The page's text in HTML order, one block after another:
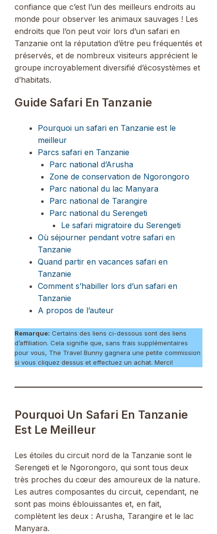
confiance que c’est l’un des meilleurs endroits au
monde pour observer les animaux sauvages ! Les
endroits que l’on peut voir lors d’un safari en
Tanzanie ont la réputation d’être peu fréquentés et
préservés, et de nombreux visiteurs apprécient le
groupe incroyablement diversifié d’écosystèmes et
d’habitats.
Guide Safari En Tanzanie
Pourquoi un safari en Tanzanie est le
meilleur
Parcs safari en Tanzanie
Parc national d’Arusha
Zone de conservation de Ngorongoro
Parc national du lac Manyara
Parc national de Tarangire
Parc national du Serengeti
Le safari migratoire du Serengeti
Où séjourner pendant votre safari en
Tanzanie
Quand partir en vacances safari en
Tanzanie
Comment s’habiller lors d’un safari en
Tanzanie
A propos de l’auteur
Remarque: Certains des liens ci-dessous sont des liens
d’affiliation. Cela signifie que, sans frais supplémentaires
pour vous, The Travel Bunny gagnera une petite commission
si vous cliquez dessus et effectuez un achat. Merci!
Pourquoi Un Safari En Tanzanie
Est Le Meilleur
Les étoiles du circuit nord de la Tanzanie sont le
Serengeti et le Ngorongoro, qui sont tous deux
très proches du cœur des amoureux de la nature.
Les autres composantes du circuit, cependant, ne
sont pas moins éblouissantes et, en fait,
complètent les deux : Arusha, Tarangire et le lac
Manyara.